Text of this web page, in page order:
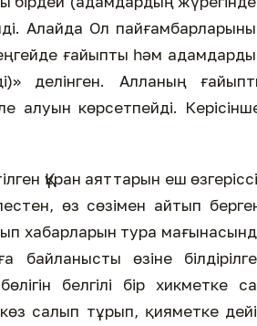
Алайда Ол
ғайыпты һәм
делінген. Алланың
алуын көрсетпейді.
Құран аяттарын еш
өз сөзімен айтып
хабарларын тура
өзіне
белгілі бір хикметке
салып тұрып, қияметке